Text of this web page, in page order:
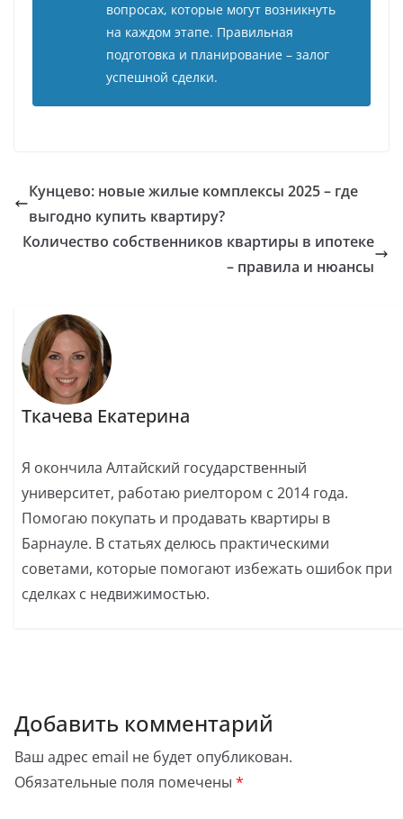
вопросах, которые могут возникнуть
на каждом этапе. Правильная
подготовка и планирование – залог
успешной сделки.
Кунцево: новые жилые комплексы 2025 – где
выгодно купить квартиру?
Количество собственников квартиры в ипотеке
– правила и нюансы
Ткачева Екатерина
Я окончила Алтайский государственный
университет, работаю риелтором с 2014 года.
Помогаю покупать и продавать квартиры в
Барнауле. В статьях делюсь практическими
советами, которые помогают избежать ошибок при
сделках с недвижимостью.
Добавить комментарий
Ваш адрес email не будет опубликован.
Обязательные поля помечены *